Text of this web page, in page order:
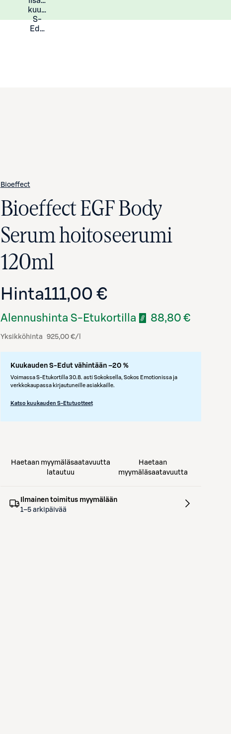
kuukauden
S-
Eduista
Bioeffect
Bioeffect EGF Body
Serum hoitoseerumi
120ml
Hinta111,00 €
Alennushinta S-Etukortilla 88,80 €
Yksikköhinta 925,00 €/l
Kuukauden S-Edut vähintään –20 %
Voimassa S-Etukortilla 30.8. asti Sokoksella, Sokos Emotionissa ja
verkkokaupassa kirjautuneille asiakkaille.
Katso kuukauden S-Etutuotteet
Haetaan myymäläsaatavuutta
latautuu
Haetaan
myymäläsaatavuutta
Ilmainen toimitus myymälään
1–5 arkipäivää